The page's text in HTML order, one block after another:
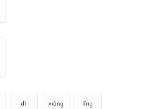
dì xiàng lǐng